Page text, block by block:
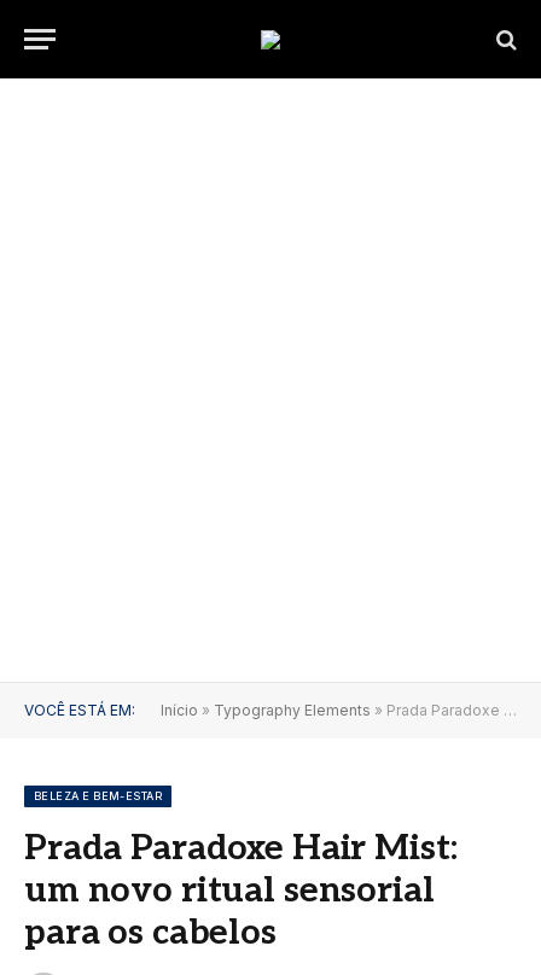
VOCÊ ESTÁ EM: Início » Typography Elements » Prada Paradoxe Hair Mist: um novo ritual sensorial para os cabelos
BELEZA E BEM-ESTAR
Prada Paradoxe Hair Mist:
um novo ritual sensorial
para os cabelos